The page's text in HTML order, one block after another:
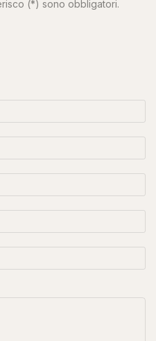
(*) sono obbligatori.